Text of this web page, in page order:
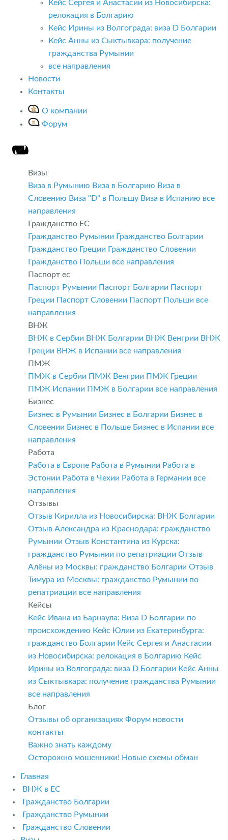
Кейс Сергея и Анастасии из Новосибирска:
релокация в Болгарию
Кейс Ирины из Волгограда: виза D Болгарии
Кейс Анны из Сыктывкара: получение
гражданства Румынии
все направления
Новости
Контакты
О компании
Форум
Визы
Виза в Румынию Виза в Болгарию Виза в
Словению Виза "D" в Польшу Виза в Испанию все
направления
Гражданство ЕС
Гражданство Румынии Гражданство Болгарии
Гражданство Греции Гражданство Словении
Гражданство Польши все направления
Паспорт ес
Паспорт Румынии Паспорт Болгарии Паспорт
Греции Паспорт Словении Паспорт Польши все
направления
ВНЖ
ВНЖ в Сербии ВНЖ Болгарии ВНЖ Венгрии ВНЖ
Греции ВНЖ в Испании все направления
ПМЖ
ПМЖ в Сербии ПМЖ Венгрии ПМЖ Греции
ПМЖ Испании ПМЖ в Болгарии все направления
Бизнес
Бизнес в Румынии Бизнес в Болгарии Бизнес в
Словении Бизнес в Польше Бизнес в Испании все
направления
Работа
Работа в Европе Работа в Румынии Работа в
Эстонии Работа в Чехии Работа в Германии все
направления
Отзывы
Отзыв Кирилла из Новосибирска: ВНЖ Болгарии
Отзыв Александра из Краснодара: гражданство
Румынии Отзыв Константина из Курска:
гражданство Румынии по репатриации Отзыв
Алёны из Москвы: гражданство Болгарии Отзыв
Тимура из Москвы: гражданство Румынии по
репатриации все направления
Кейсы
Кейс Ивана из Барнаула: Виза D Болгарии по
происхождению Кейс Юлии из Екатеринбурга:
гражданство Болгарии Кейс Сергея и Анастасии
из Новосибирска: релокация в Болгарию Кейс
Ирины из Волгограда: виза D Болгарии Кейс Анны
из Сыктывкара: получение гражданства Румынии
все направления
Блог
Отзывы об организациях Форум новости
контакты
Важно знать каждому
Осторожно мошенники! Новые схемы обман
Главная
ВНЖ в ЕС
Гражданство Болгарии
Гражданство Румынии
Гражданство Словении